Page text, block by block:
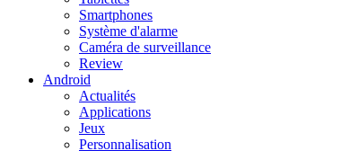
Smartphones
Système d'alarme
Caméra de surveillance
Review
Android
Actualités
Applications
Jeux
Personnalisation